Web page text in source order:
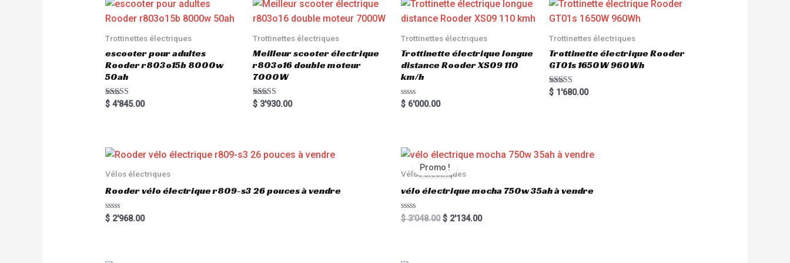
Trottinettes électriques
escooter pour adultes
Rooder r803o15b 8000w
50ah
Rated
5.00
$4'845.00
Trottinettes électriques
Meilleur scooter électrique
r803o16 double moteur
7000W
Rated
5.00
$ 3'930.00
Trottinettes électriques
Trottinette électrique longue
distance Rooder XS09 110
km/h
R
a
o
u
o
f
$ 6'000.00
Trottinettes électriques
Trottinette électrique Rooder
GT01s 1650W 960Wh
Rated
5.00
$1'680.00
Vélos électriques
Rooder vélo électrique r809-s3 26 pouces à vendre
R
a
$2'968.00
Promo !
Vélos électriques
vélo électrique mocha 750w 35ah à vendre
R
a
$3'048.00 $ 2'134.00